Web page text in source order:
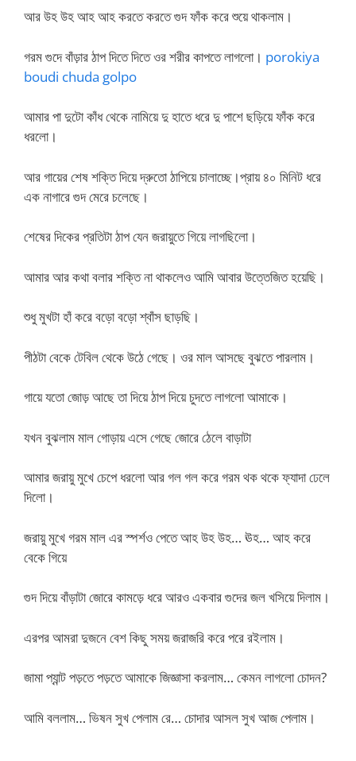
আর উহ উহ আহ আহ করতে করতে গুদ ফাঁক করে শুয়ে থাকলাম।
গরম গুদে বাঁড়ার ঠাপ দিতে দিতে ওর শরীর কাপতে লাগলো। porokiya
boudi chuda golpo
আমার পা দুটো কাঁধ থেকে নামিয়ে দু হাতে ধরে দু পাশে ছড়িয়ে ফাঁক করে
ধরলো।
আর গায়ের শেষ শক্তি দিয়ে দ্রুতো ঠাপিয়ে চালাচ্ছে।প্রায় ৪০ মিনিট ধরে
এক নাগারে গুদ মেরে চলেছে।
শেষের দিকের প্রতিটা ঠাপ যেন জরায়ুতে গিয়ে লাগছিলো।
আমার আর কথা বলার শক্তি না থাকলেও আমি আবার উত্তেজিত হয়েছি।
শুধু মুখটা হাঁ করে বড়ো বড়ো শ্বাঁস ছাড়ছি।
পীঠটা বেকে টেবিল থেকে উঠে গেছে। ওর মাল আসছে বুঝতে পারলাম।
গায়ে যতো জোড় আছে তা দিয়ে ঠাপ দিয়ে চুদতে লাগলো আমাকে।
যখন বুঝলাম মাল গোড়ায় এসে গেছে জোরে ঠেলে বাড়াটা
আমার জরায়ু মুখে চেপে ধরলো আর গল গল করে গরম থক থকে ফ্যাদা ঢেলে
দিলো।
জরায়ু মুখে গরম মাল এর স্পর্শও পেতে আহ উহ উহ… ঊহ… আহ করে
বেকে গিয়ে
গুদ দিয়ে বাঁড়াটা জোরে কামড়ে ধরে আরও একবার গুদের জল খসিয়ে দিলাম।
এরপর আমরা দুজনে বেশ কিছু সময় জরাজরি করে পরে রইলাম।
জামা প্যান্ট পড়তে পড়তে আমাকে জিজ্ঞাসা করলাম… কেমন লাগলো চোদন?
আমি বললাম… ভিষন সুখ পেলাম রে… চোদার আসল সুখ আজ পেলাম।